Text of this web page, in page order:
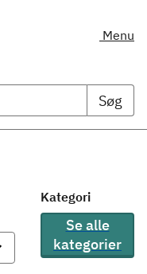
Menu
Søg
Kategori
Se alle
kategorier